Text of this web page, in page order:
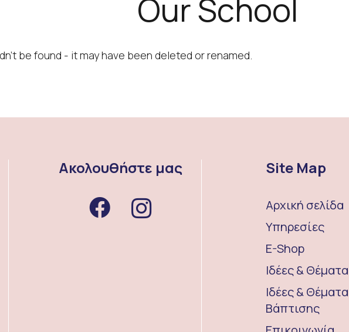
Our School
be found - it may have been deleted or renamed.
Ακολουθήστε μας Site Map
Αρχική σελίδα
Υπηρεσίες
E-Shop
Ιδέες &
Ιδέες & Θέματα
Βάπτισης